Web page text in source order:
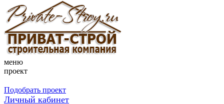
меню
проект
Подобрать проект
Личный кабинет